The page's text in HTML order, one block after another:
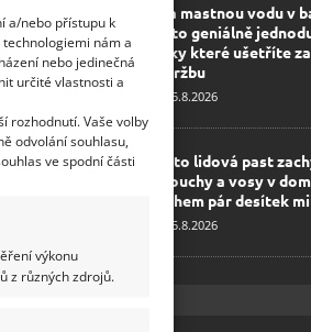
a/nebo přístupu k
nám a
nebo jedinečná
určité vlastnosti a
rozhodnutí. Vaše volby
odvolání souhlasu,
ve spodní části
výkonu
z různých zdrojů.
Na mastnou vodu v
tato geniálně
díky které ušetříte
údržbu
5.8.2026
Tato lidová past
mouchy a vosy v
během pár desítek
5.8.2026